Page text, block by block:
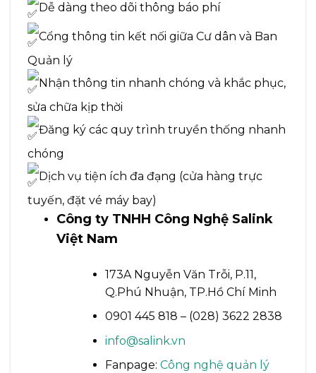
Dễ dàng theo dõi thông báo phí
Cổng thông tin kết nối giữa Cư dân và Ban
Quản lý
Nhận thông tin nhanh chóng và khắc phục,
sửa chữa kịp thời
Đăng ký các quy trình truyền thống nhanh
chóng
Dịch vụ tiện ích đa đạng (cửa hàng trực
tuyến, đặt vé máy bay)
Công ty TNHH Công Nghệ Salink
Việt Nam
173A Nguyễn Văn Trỗi, P.11,
Q.Phú Nhuận, TP.Hồ Chí Minh
0901 445 818 – (028) 3622 2838
info@salink.vn
Fanpage: Công nghệ quản lý